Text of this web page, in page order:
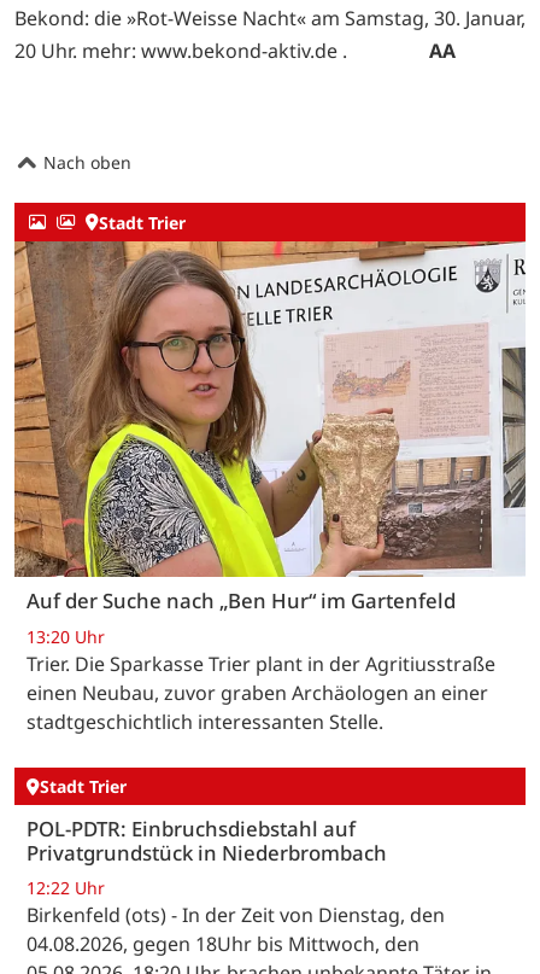
Bekond: die »Rot-Weisse Nacht« am Samstag, 30. Januar,
20 Uhr. mehr: www.bekond-aktiv.de . AA
Nach oben
Stadt Trier
Auf der Suche nach „Ben Hur“ im Gartenfeld
13:20 Uhr
Trier. Die Sparkasse Trier plant in der Agritiusstraße
einen Neubau, zuvor graben Archäologen an einer
stadtgeschichtlich interessanten Stelle.
Stadt Trier
POL-PDTR: Einbruchsdiebstahl auf
Privatgrundstück in Niederbrombach
12:22 Uhr
Birkenfeld (ots) - In der Zeit von Dienstag, den
04.08.2026, gegen 18Uhr bis Mittwoch, den